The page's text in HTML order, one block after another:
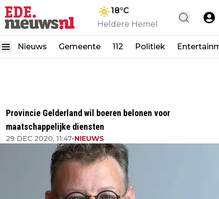
18°C
Heldere Hemel
Nieuws Gemeente 112 Politiek
Provincie Gelderland wil boeren belonen voor
maatschappelijke diensten
29 DEC 2020, 11:47•NIEUWS